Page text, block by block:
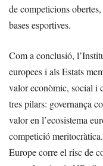
de competicions
bases esportives.
Com a conclusió,
europees i als Estats
valor econòmic, social i
tres pilars: governança
valor en l’ecosistema
competició
Europe corre el risc de